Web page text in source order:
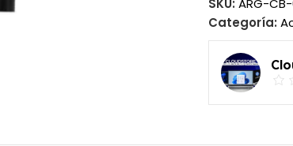
SKU: ARG-
Categoría: